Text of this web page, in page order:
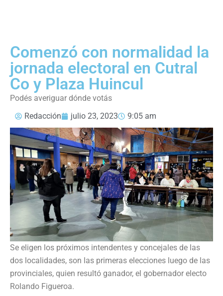
Comenzó con normalidad la
jornada electoral en Cutral
Co y Plaza Huincul
Podés averiguar dónde votás
Redacción
julio 23, 2023 9:05 am
Se eligen los próximos intendentes y concejales de las
dos localidades, son las primeras elecciones luego de las
provinciales, quien resultó ganador, el gobernador electo
Rolando Figueroa.